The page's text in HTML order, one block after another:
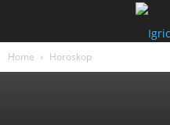
Home Horoskop